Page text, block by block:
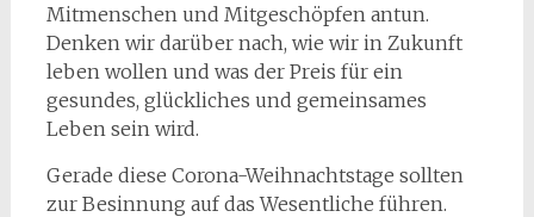
Mitmenschen und Mitgeschöpfen antun.
Denken wir darüber nach, wie wir in Zukunft
leben wollen und was der Preis für ein
gesundes, glückliches und gemeinsames
Leben sein wird.
Gerade diese Corona-Weihnachtstage sollten
zur Besinnung auf das Wesentliche führen.